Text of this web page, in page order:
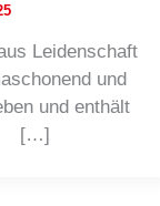
Leidenschaft
und
und enthält
[…]